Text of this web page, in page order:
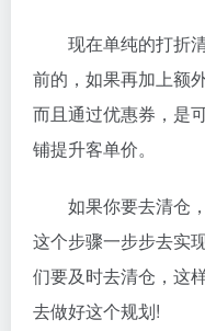
现在单纯的打折
前的，如果再加上额
而且通过优惠券，是
铺提升客单价。
如果你要去清仓
这个步骤一步步去实
们要及时去清仓，这
去做好这个规划!